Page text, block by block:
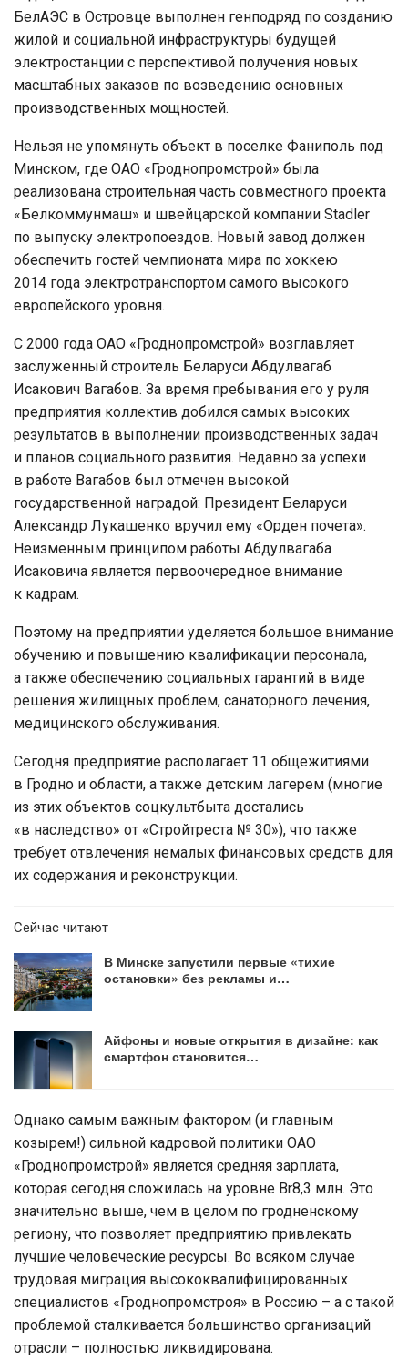
БелАЭС в Островце выполнен генподряд по созданию
жилой и социальной инфраструктуры будущей
электростанции с перспективой получения новых
масштабных заказов по возведению основных
производственных мощностей.
Нельзя не упомянуть объект в поселке Фаниполь под
Минском, где ОАО «Гроднопромстрой» была
реализована строительная часть совместного проекта
«Белкоммунмаш» и швейцарской компании Stadler
по выпуску электропоездов. Новый завод должен
обеспечить гостей чемпионата мира по хоккею
2014 года электротранспортом самого высокого
европейского уровня.
С 2000 года ОАО «Гроднопромстрой» возглавляет
заслуженный строитель Беларуси Абдулвагаб
Исакович Вагабов. За время пребывания его у руля
предприятия коллектив добился самых высоких
результатов в выполнении производственных задач
и планов социального развития. Недавно за успехи
в работе Вагабов был отмечен высокой
государственной наградой: Президент Беларуси
Александр Лукашенко вручил ему «Орден почета».
Неизменным принципом работы Абдулвагаба
Исаковича является первоочередное внимание
к кадрам.
Поэтому на предприятии уделяется большое внимание
обучению и повышению квалификации персонала,
а также обеспечению социальных гарантий в виде
решения жилищных проблем, санаторного лечения,
медицинского обслуживания.
Сегодня предприятие располагает 11 общежитиями
в Гродно и области, а также детским лагерем (многие
из этих объектов соцкультбыта достались
«в наследство» от «Стройтреста № 30»), что также
требует отвлечения немалых финансовых средств для
их содержания и реконструкции.
Сейчас читают
В Минске запустили первые «тихие
остановки» без рекламы и…
Айфоны и новые открытия в дизайне: как
смартфон становится…
Однако самым важным фактором (и главным
козырем!) сильной кадровой политики ОАО
«Гроднопромстрой» является средняя зарплата,
которая сегодня сложилась на уровне Br8,3 млн. Это
значительно выше, чем в целом по гродненскому
региону, что позволяет предприятию привлекать
лучшие человеческие ресурсы. Во всяком случае
трудовая миграция высококвалифицированных
специалистов «Гроднопромстроя» в Россию – а с такой
проблемой сталкивается большинство организаций
отрасли – полностью ликвидирована.